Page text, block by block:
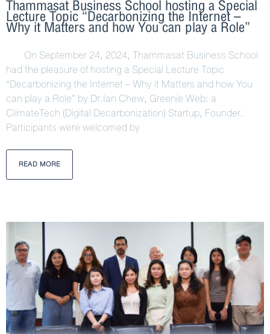
Thammasat Business School hosting a Special
Lecture Topic “Decarbonizing the Internet –
Why it Matters and how You can play a Role”
On September 24, 2024, Thammasat Business School
had the pleasure of hosting a Special Lecture Topic
“Decarbonizing the Internet – Why it Matters and how You
can play a Role” by Dr.Ian Chew, Greenie Web: a
ClimateTech (Digital Decarbonization) Startup, Founder.
Participants were welcomed by
READ MORE